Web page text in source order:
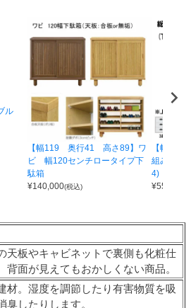
ル
【幅119 奥行41 高さ89】ワ
ビ 幅120センチロータイプ下
駄箱
¥140,000(税込)
【幅100
組み合わ
4)
¥55,000
天板やキャビネットで裏側も化粧仕
背面が見えてもおかしくない商品。
材。湿度を調節したり有害物質を吸
臭したりします。